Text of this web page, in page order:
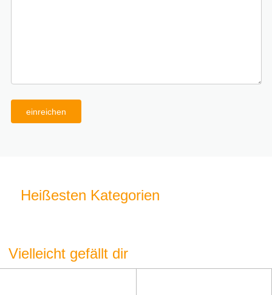
einreichen
Heißesten Kategorien
Vielleicht gefällt dir